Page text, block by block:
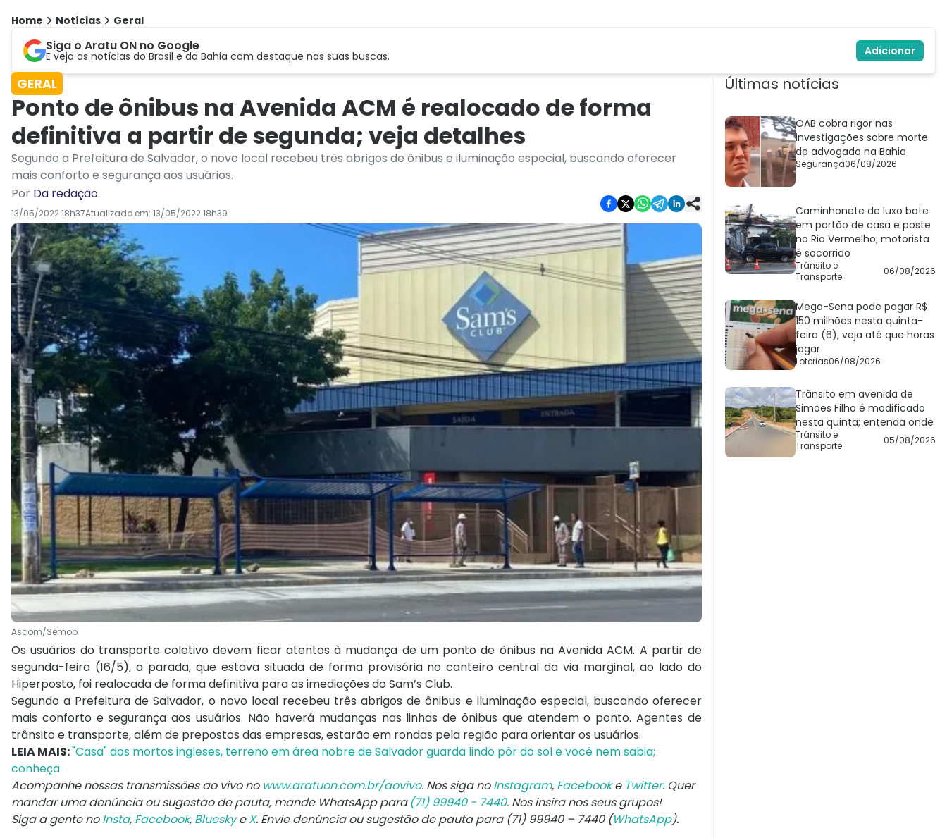
Home Notícias Geral
Siga o Aratu ON no Google
E veja as notícias do Brasil e da Bahia com destaque nas suas buscas. Adicionar
GERAL
Ponto de ônibus na Avenida ACM é realocado de forma
definitiva a partir de segunda; veja detalhes
Segundo a Prefeitura de Salvador, o novo local recebeu três abrigos de ônibus e iluminação especial, buscando oferecer
mais conforto e segurança aos usuários.
Por Da redação.
13/05/2022 18h37Atualizado em: 13/05/2022 18h39
Ascom/Semob
Os usuários do transporte coletivo devem ficar atentos à mudança de um ponto de ônibus na Avenida ACM. A partir de
segunda-feira (16/5), a parada, que estava situada de forma provisória no canteiro central da via marginal, ao lado do
Hiperposto, foi realocada de forma definitiva para as imediações do Sam’s Club.
Segundo a Prefeitura de Salvador, o novo local recebeu três abrigos de ônibus e iluminação especial, buscando oferecer
mais conforto e segurança aos usuários. Não haverá mudanças nas linhas de ônibus que atendem o ponto. Agentes de
trânsito e transporte, além de prepostos das empresas, estarão em rondas pela região para orientar os usuários.
LEIA MAIS:"Casa" dos mortos ingleses, terreno em área nobre de Salvador guarda lindo pôr do sol e você nem sabia;
conheça
Acompanhe nossas transmissões ao vivo no www.aratuon.com.br/aovivo. Nos siga noInstagram, Facebooke Twitter. Quer
mandar uma denúncia ou sugestão de pauta, mande WhatsApp para (71) 99940 - 7440. Nos insira nos seus grupos!
Siga a gente noInsta, Facebook, BlueskyeX. Envie denúncia ou sugestão de pauta para (71) 99940 – 7440 (WhatsApp).
Últimas notícias
OAB cobra rigor nas
investigações sobre morte
de advogado na Bahia
Segurança06/08/2026
Caminhonete de luxo bate
em portão de casa e poste
no Rio Vermelho; motorista
é socorrido
Trânsito e
Transporte
06/08/2026
Mega-Sena pode pagar R$
150 milhões nesta quinta-
feira (6); veja até que horas
jogar
Loterias06/08/2026
Trânsito em avenida de
Simões Filho é modificado
nesta quinta; entenda onde
Trânsito e
Transporte
05/08/2026